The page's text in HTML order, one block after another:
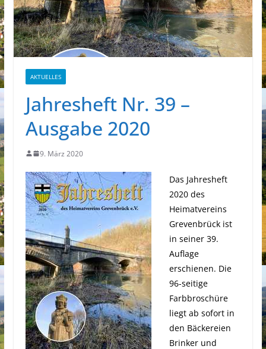
AKTUELLES
Jahresheft Nr. 39 –
Ausgabe 2020
9. März 2020
Das Jahresheft
2020 des
Heimatvereins
Grevenbrück ist
in seiner 39.
Auflage
erschienen. Die
96-seitige
Farbbroschüre
liegt ab sofort in
den Bäckereien
Brinker und